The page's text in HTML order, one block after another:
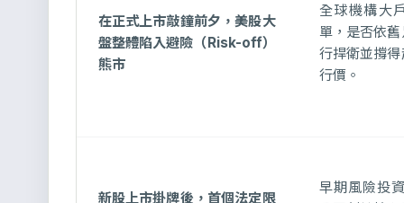
在正式上市敲鐘前夕，美股大
盤整體陷入避險（Risk-off）
熊市
全球機構大
單，是否依
行捍衛並撐
行價。
新股上市掛牌後，首個法定限
早期風險投